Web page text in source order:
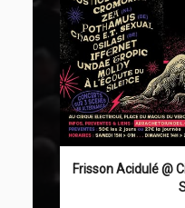
Frisson Acidulé @